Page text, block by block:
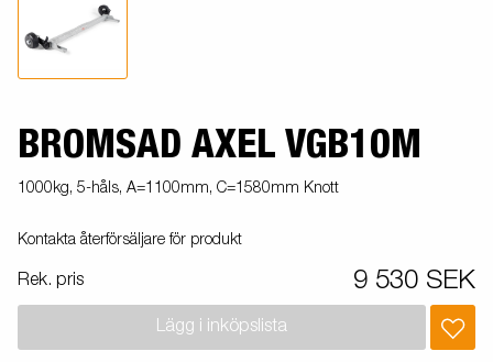
BROMSAD AXEL VGB10M
1000kg, 5-håls, A=1100mm, C=1580mm Knott
Kontakta återförsäljare för produkt
Rek. pris 9 530 SEK
Lägg i inköpslista